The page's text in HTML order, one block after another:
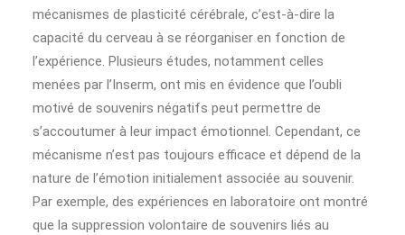
mécanismes de plasticité cérébrale, c’est-à-dire la
capacité du cerveau à se réorganiser en fonction de
l’expérience. Plusieurs études, notamment celles
menées par l’Inserm, ont mis en évidence que l’oubli
motivé de souvenirs négatifs peut permettre de
s’accoutumer à leur impact émotionnel. Cependant, ce
mécanisme n’est pas toujours efficace et dépend de la
nature de l’émotion initialement associée au souvenir.
Par exemple, des expériences en laboratoire ont montré
que la suppression volontaire de souvenirs liés au